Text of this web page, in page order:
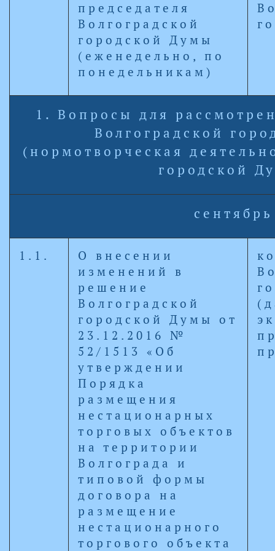
председателя
Волгоградской
городской Думы
(еженедельно, по
понедельникам)
1. Вопросы для
Волгоградской
(нормотворческая
городской
сентябрь
1.1.
О внесении
изменений в
решение
Волгоградской
городской Думы от
23.12.2016 №
52/1513 «Об
утверждении
Порядка
размещения
нестационарных
торговых объектов
на территории
Волгограда и
типовой формы
договора на
размещение
нестационарного
торгового объекта